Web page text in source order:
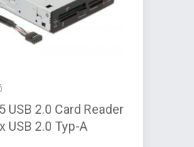
USB 2.0 Card Reader
USB 2.0 Typ-A